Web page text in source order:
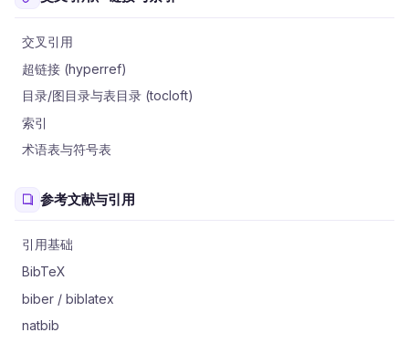
交叉引用
超链接 (hyperref)
目录/图目录与表目录 (tocloft)
索引
术语表与符号表
参考文献与引用
引用基础
BibTeX
biber / biblatex
natbib